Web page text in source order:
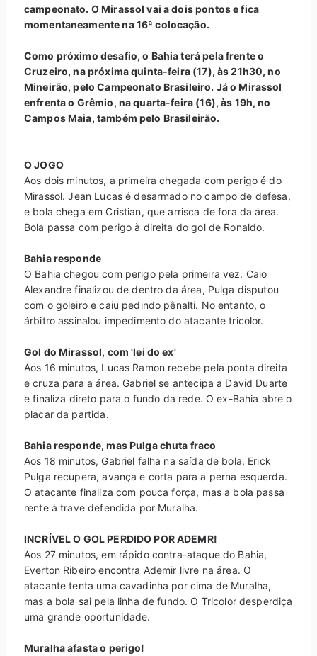
campeonato. O Mirassol vai a dois pontos e fica
momentaneamente na 16ª colocação.
Como próximo desafio, o Bahia terá pela frente o
Cruzeiro, na próxima quinta-feira (17), às 21h30, no
Mineirão, pelo Campeonato Brasileiro. Já o Mirassol
enfrenta o Grêmio, na quarta-feira (16), às 19h, no
Campos Maia, também pelo Brasileirão.
O JOGO
Aos dois minutos, a primeira chegada com perigo é do
Mirassol. Jean Lucas é desarmado no campo de defesa,
e bola chega em Cristian, que arrisca de fora da área.
Bola passa com perigo à direita do gol de Ronaldo.
Bahia responde
O Bahia chegou com perigo pela primeira vez. Caio
Alexandre finalizou de dentro da área, Pulga disputou
com o goleiro e caiu pedindo pênalti. No entanto, o
árbitro assinalou impedimento do atacante tricolor.
Gol do Mirassol, com 'lei do ex'
Aos 16 minutos, Lucas Ramon recebe pela ponta direita
e cruza para a área. Gabriel se antecipa a David Duarte
e finaliza direto para o fundo da rede. O ex-Bahia abre o
placar da partida.
Bahia responde, mas Pulga chuta fraco
Aos 18 minutos, Gabriel falha na saída de bola, Erick
Pulga recupera, avança e corta para a perna esquerda.
O atacante finaliza com pouca força, mas a bola passa
rente à trave defendida por Muralha.
INCRÍVEL O GOL PERDIDO POR ADEMR!
Aos 27 minutos, em rápido contra-ataque do Bahia,
Everton Ribeiro encontra Ademir livre na área. O
atacante tenta uma cavadinha por cima de Muralha,
mas a bola sai pela linha de fundo. O Tricolor desperdiça
uma grande oportunidade.
Muralha afasta o perigo!